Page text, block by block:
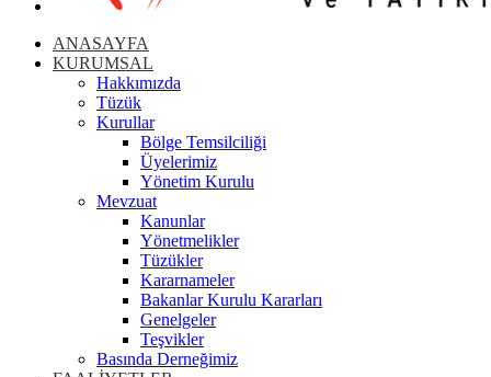
ANASAYFA
KURUMSAL
Hakkımızda
Tüzük
Kurullar
Bölge Temsilciliği
Üyelerimiz
Yönetim Kurulu
Mevzuat
Kanunlar
Yönetmelikler
Tüzükler
Kararnameler
Bakanlar Kurulu Kararları
Genelgeler
Teşvikler
Basında Derneğimiz